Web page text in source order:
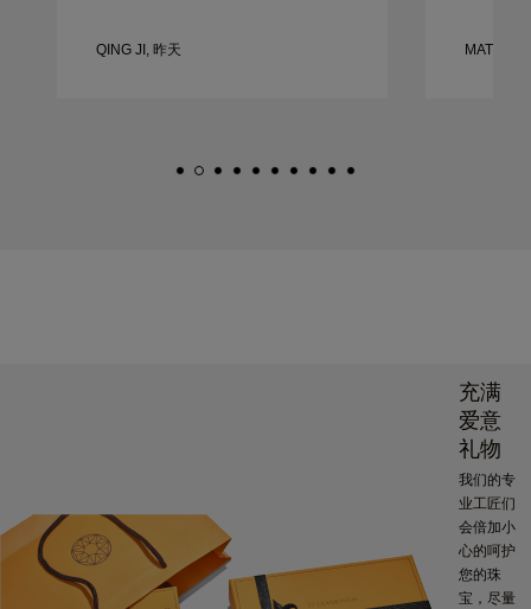
QING JI, 昨天
充满
爱意
礼物
我们的专
业工匠们
会倍加小
心的呵护
您的珠
宝，尽量